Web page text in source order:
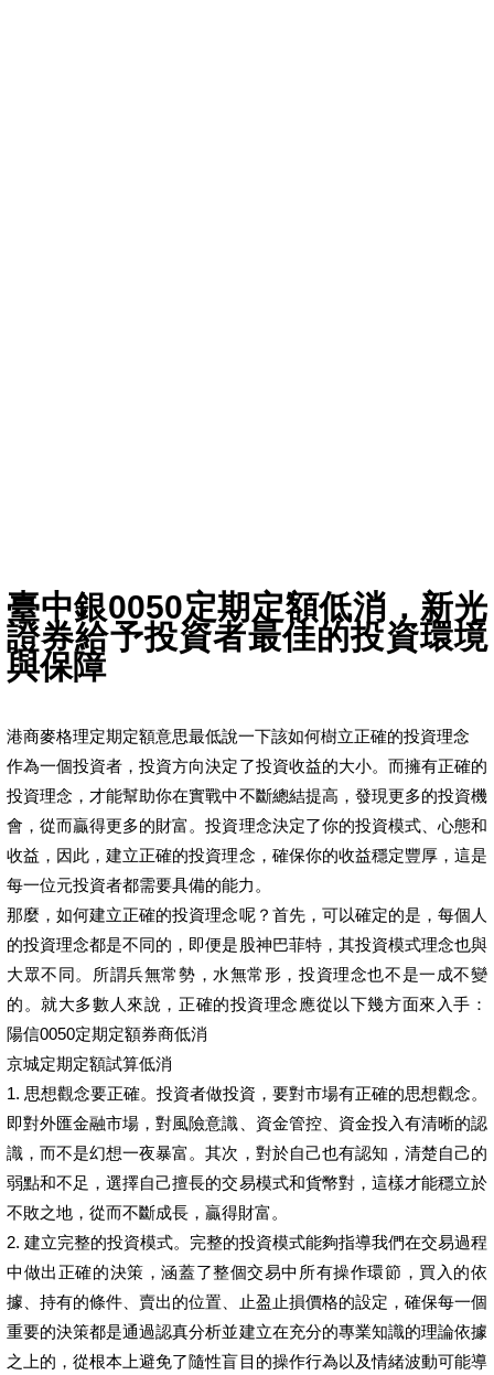
臺中銀0050定期定額低消，新光
證券給予投資者最佳的投資環境
與保障
港商麥格理定期定額意思最低說一下該如何樹立正確的投資理念
作為一個投資者，投資方向決定了投資收益的大小。而擁有正確的
投資理念，才能幫助你在實戰中不斷總結提高，發現更多的投資機
會，從而贏得更多的財富。投資理念決定了你的投資模式、心態和
收益，因此，建立正確的投資理念，確保你的收益穩定豐厚，這是
每一位元投資者都需要具備的能力。
那麼，如何建立正確的投資理念呢？首先，可以確定的是，每個人
的投資理念都是不同的，即便是股神巴菲特，其投資模式理念也與
大眾不同。所謂兵無常勢，水無常形，投資理念也不是一成不變
的。就大多數人來說，正確的投資理念應從以下幾方面來入手：
陽信0050定期定額券商低消
京城定期定額試算低消
1. 思想觀念要正確。投資者做投資，要對市場有正確的思想觀念。
即對外匯金融市場，對風險意識、資金管控、資金投入有清晰的認
識，而不是幻想一夜暴富。其次，對於自己也有認知，清楚自己的
弱點和不足，選擇自己擅長的交易模式和貨幣對，這樣才能穩立於
不敗之地，從而不斷成長，贏得財富。
2. 建立完整的投資模式。完整的投資模式能夠指導我們在交易過程
中做出正確的決策，涵蓋了整個交易中所有操作環節，買入的依
據、持有的條件、賣出的位置、止盈止損價格的設定，確保每一個
重要的決策都是通過認真分析並建立在充分的專業知識的理論依據
之上的，從根本上避免了隨性盲目的操作行為以及情緒波動可能導